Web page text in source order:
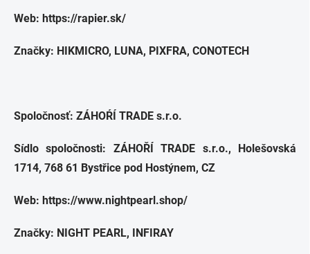
Web: https://rapier.sk/
Značky: HIKMICRO, LUNA, PIXFRA, CONOTECH
Spoločnosť: ZÁHOŔÍ TRADE s.r.o.
Sídlo spoločnosti: ZÁHOŘÍ TRADE s.r.o., Holešovská
1714, 768 61 Bystřice pod Hostýnem, CZ
Web: https://www.nightpearl.shop/
Značky: NIGHT PEARL, INFIRAY